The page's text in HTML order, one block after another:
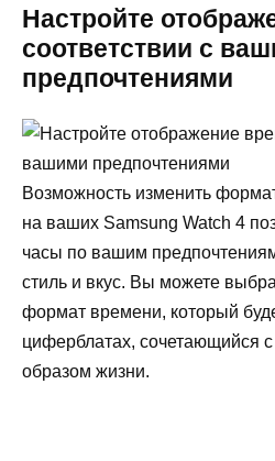
Настройте
соответствии с
предпочтениями
Возможность изменить
на ваших Samsung Watch 4
часы по вашим
стиль и вкус. Вы можете
формат времени, который
циферблатах, сочетающийся
образом жизни.